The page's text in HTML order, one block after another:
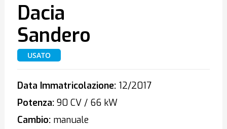
Dacia
Sandero
USATO
Data Immatricolazione:12/2017
Potenza:90 CV / 66 kW
Cambio:manuale